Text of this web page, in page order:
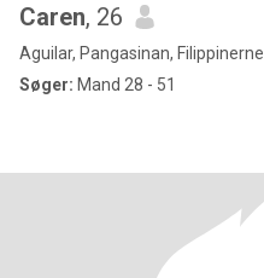
Caren, 26
Aguilar, Pangasinan, Filippinerne
Søger: Mand 28 - 51